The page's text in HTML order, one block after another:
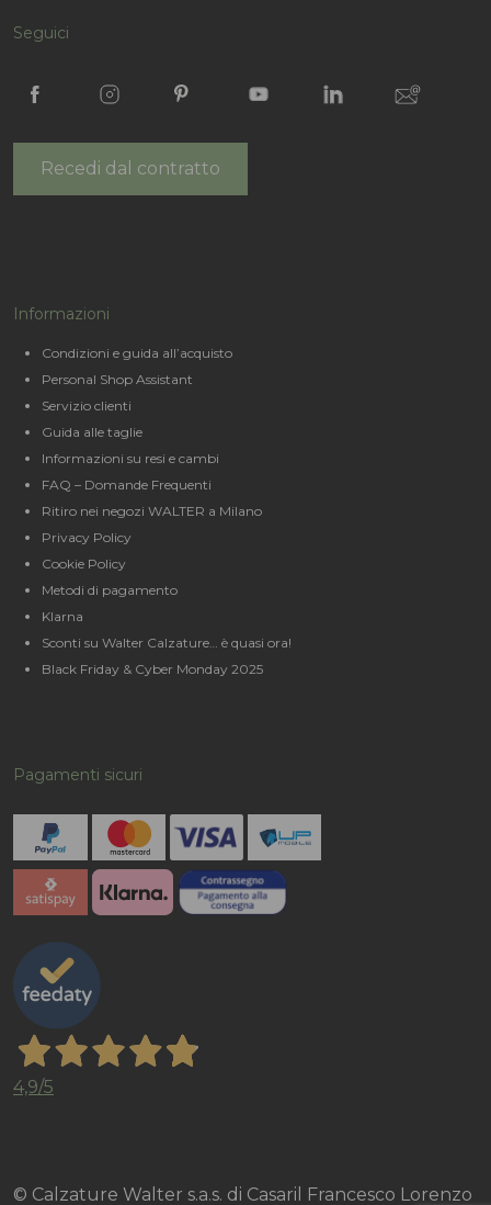
Seguici
Recedi dal contratto
Informazioni
Condizioni e guida all’acquisto
Personal Shop Assistant
Servizio clienti
Guida alle taglie
Informazioni su resi e cambi
FAQ – Domande Frequenti
Ritiro nei negozi WALTER a Milano
Privacy Policy
Cookie Policy
Metodi di pagamento
Klarna
Sconti su Walter Calzature… è quasi ora!
Black Friday & Cyber Monday 2025
Pagamenti sicuri
4,9/5
© Calzature Walter s.a.s. di Casaril Francesco Lorenzo